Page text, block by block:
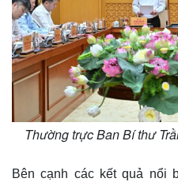
Thường trực Ban Bí thư
Bên cạnh các kết quả nổi